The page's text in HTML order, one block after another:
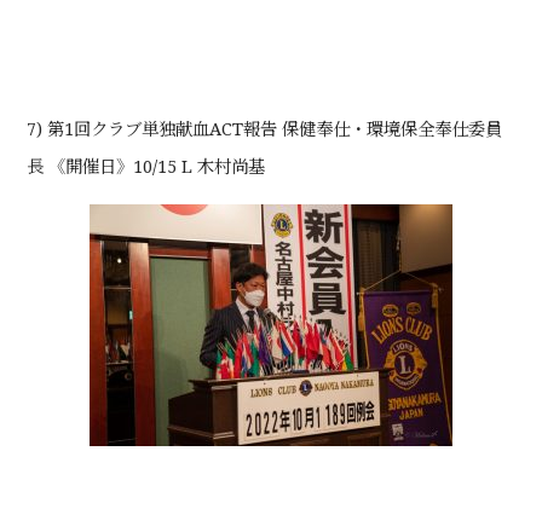
7) 第1回クラブ単独献血ACT報告 保健奉仕・環境保全奉仕委員
長 《開催日》10/15 L 木村尚基